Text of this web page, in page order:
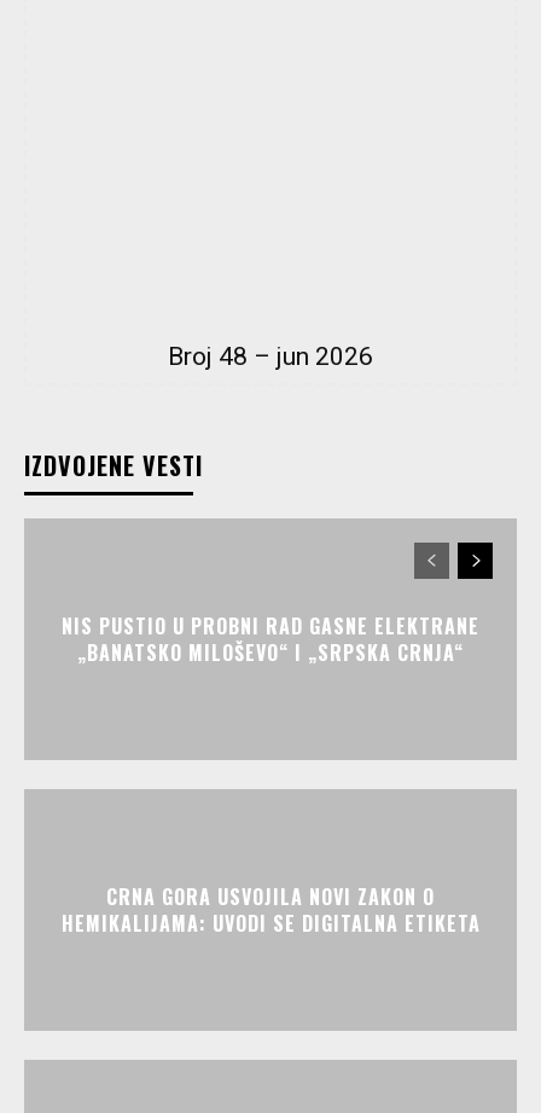
Broj 48 – jun 2026
IZDVOJENE VESTI
NIS PUSTIO U PROBNI RAD GASNE ELEKTRANE
„BANATSKO MILOŠEVO“ I „SRPSKA CRNJA“
CRNA GORA USVOJILA NOVI ZAKON O
HEMIKALIJAMA: UVODI SE DIGITALNA ETIKETA